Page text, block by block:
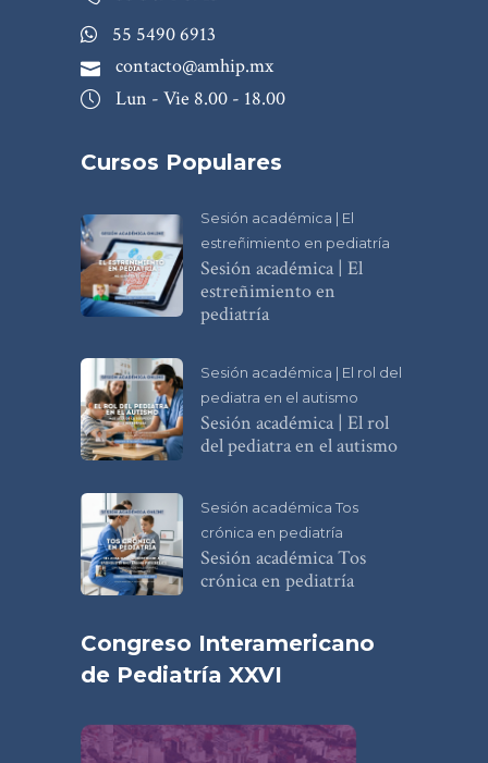
55 5490 6913
contacto@amhip.mx
Lun - Vie 8.00 - 18.00
Cursos Populares
Sesión académica | El
estreñimiento en pediatría
Sesión académica | El
estreñimiento en
pediatría
Sesión académica | El rol del
pediatra en el autismo
Sesión académica | El rol
del pediatra en el autismo
Sesión académica Tos
crónica en pediatría
Sesión académica Tos
crónica en pediatría
Congreso Interamericano
de Pediatría XXVI